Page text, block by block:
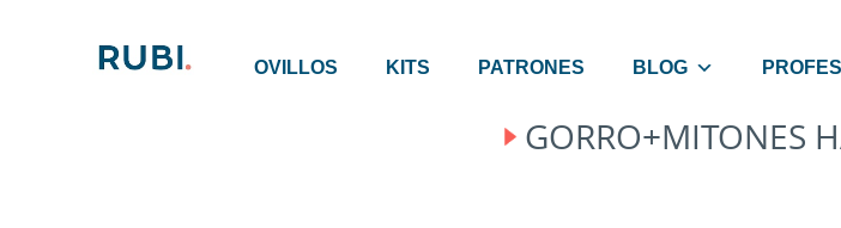
OVILLOS KITS PATRONES BLOG
GORRO+MITONES